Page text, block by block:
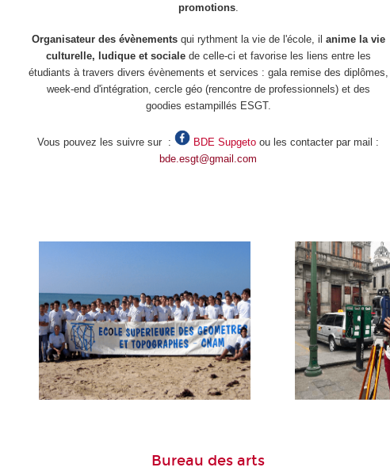
promotions.
Organisateur des évènementsqui rythment la vie de l'école, il anime la vie
culturelle, ludique et socialede celle-ci et favorise les liens entre les
étudiants à travers divers évènements et services : gala remise des diplômes,
week-end d'intégration, cercle géo (rencontre de professionnels) et des
goodies estampillés ESGT.
Vous pouvez les suivre sur : BDE Supgetoou les contacter par mail :
bde.esgt@gmail.com
Bureau des arts